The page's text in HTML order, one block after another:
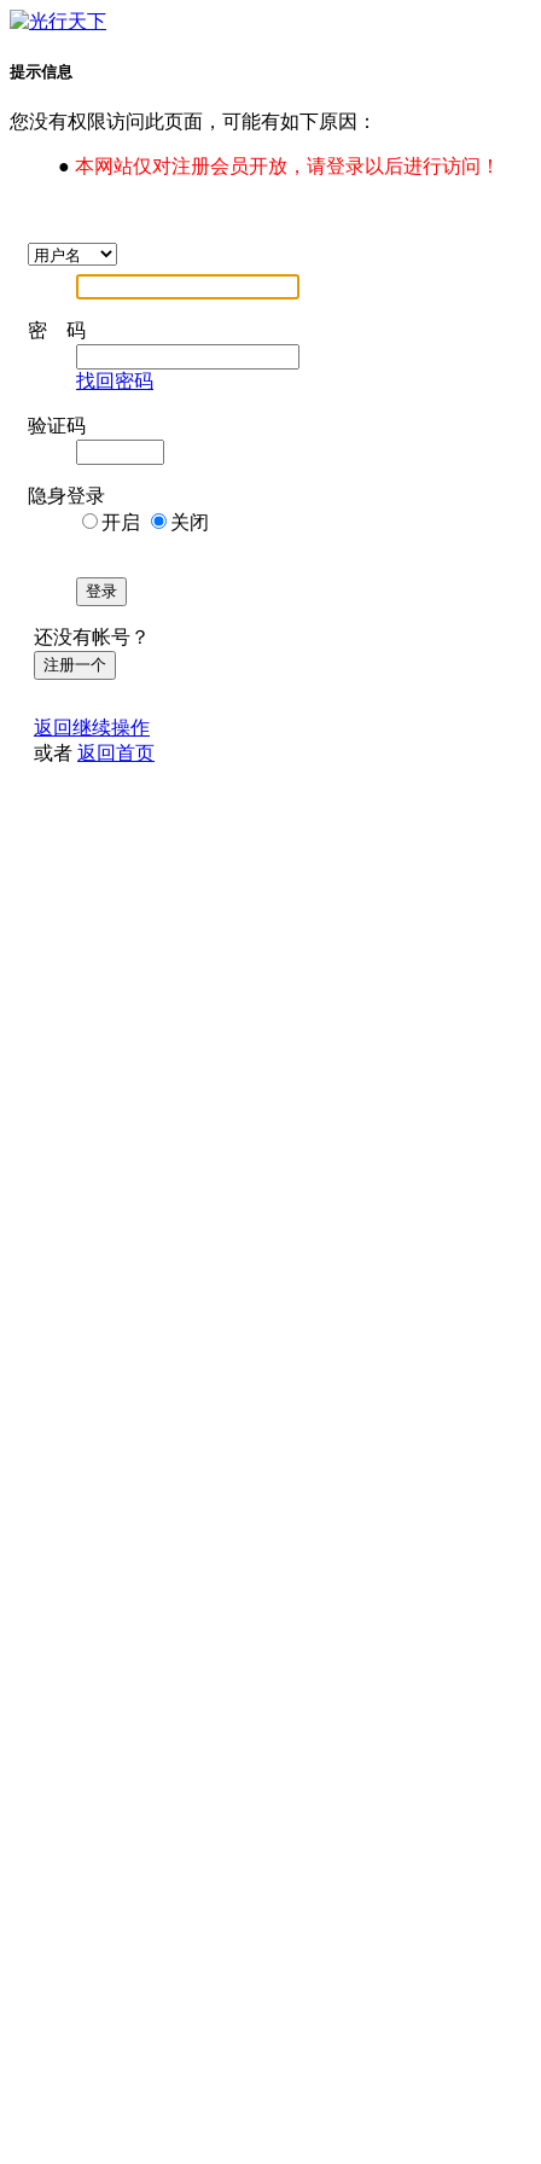
提示信息
您没有权限访问此页面，可能有如下原因：
● 本网站仅对注册会员开放，请登录以后进行访问！
密 码
找回密码
验证码
隐身登录
开启
关闭
登录
还没有帐号？
注册一个
返回继续操作
或者 返回首页